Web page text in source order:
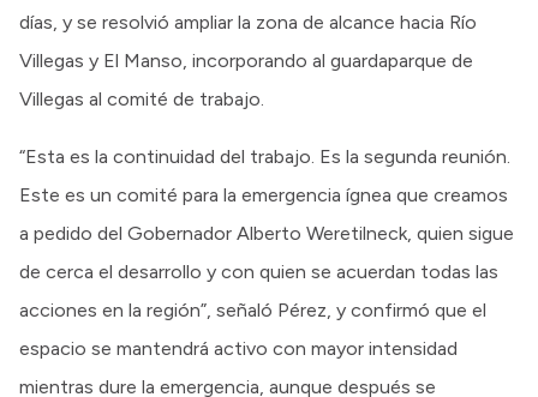
días, y se resolvió ampliar la zona de alcance hacia Río
Villegas y El Manso, incorporando al guardaparque de
Villegas al comité de trabajo.
“Esta es la continuidad del trabajo. Es la segunda reunión.
Este es un comité para la emergencia ígnea que creamos
a pedido del Gobernador Alberto Weretilneck, quien sigue
de cerca el desarrollo y con quien se acuerdan todas las
acciones en la región”, señaló Pérez, y confirmó que el
espacio se mantendrá activo con mayor intensidad
mientras dure la emergencia, aunque después se